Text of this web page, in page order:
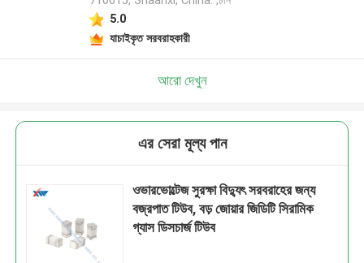
5.0
যাচাইকৃত সরবরাহকারী
আরো দেখুন
এর সেরা মূল্য পান
ওভারভোল্টেজ সুরক্ষা বিদ্যুৎ সরবরাহের জন্য
বজ্রপাত টিউব, বড় জোয়ার জিডিটি সিরামিক
গ্যাস ডিসচার্জ টিউব